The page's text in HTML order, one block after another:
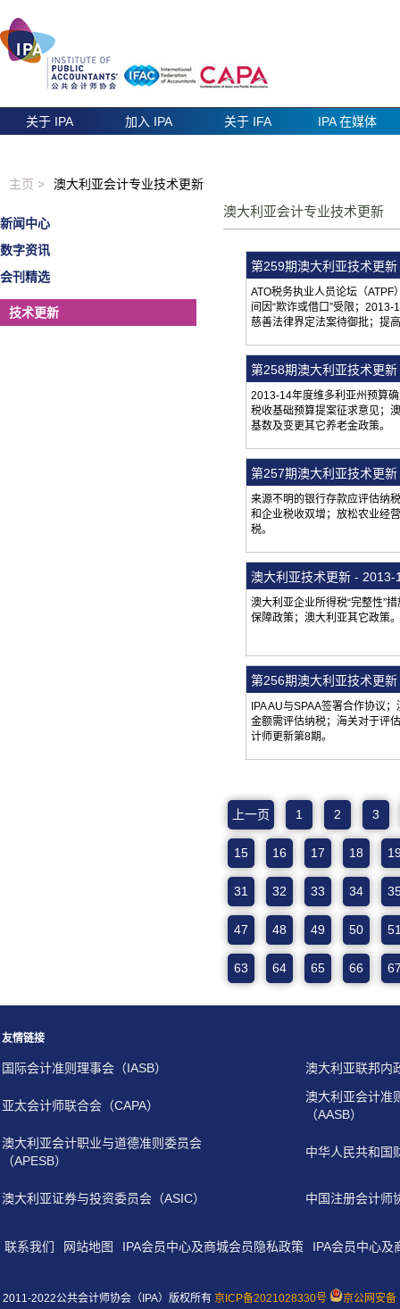
关于 IPA 加入 IPA 关于 IFA IPA 在媒体
主页 > 澳大利亚会计专业技术更新
新闻中心
数字资讯
会刊精选
技术更新
澳大利亚会计专业技术更新
第259期澳大利亚技术更
ATO税务执业人员论坛（
间因“欺诈或借口”受限；
慈善法律界定法案待御批；提
第258期澳大利亚技术更
2013-14年度维多利亚州预算
税收基础预算提案征求意见；
基数及变更其它养老金政策。
第257期澳大利亚技术更
来源不明的银行存款应评估纳
和企业税收双增；放松农业经
税。
澳大利亚技术更新 - 2013-
澳大利亚企业所得税“完整性”
保障政策；澳大利亚其它政策。
第256期澳大利亚技术更
IPA AU与SPAA签署合作协议
金额需评估纳税；海关对于评
计师更新第8期。
上一页 1 2 3
15 16 17 18
31 32 33 34
47 48 49 50
63 64 65 66
友情链接
国际会计准则理事会（IASB） 澳大利亚联邦内
亚太会计师联合会（CAPA）
澳大利亚会计准
（AASB）
澳大利亚会计职业与道德准则委员会
（APESB）
中华人民共和国
澳大利亚证券与投资委员会（ASIC） 中国注册会计师
联系我们 网站地图 IPA会员中心及商城会员隐私政策 IPA会员中心及
2011-2022公共会计师协会（IPA）版权所有 京ICP备2021028330号
京公网安